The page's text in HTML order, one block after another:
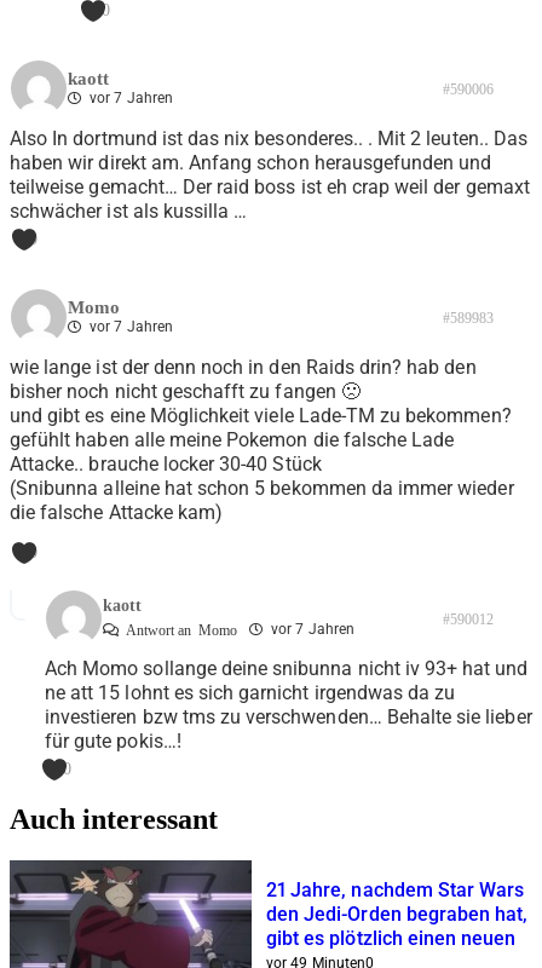
0
kaott
vor 7 Jahren #590006
Also In dortmund ist das nix besonderes.. . Mit 2 leuten.. Das
haben wir direkt am. Anfang schon herausgefunden und
teilweise gemacht… Der raid boss ist eh crap weil der gemaxt
schwächer ist als kussilla …
0
Momo
vor 7 Jahren #589983
wie lange ist der denn noch in den Raids drin? hab den
bisher noch nicht geschafft zu fangen 🙁
und gibt es eine Möglichkeit viele Lade-TM zu bekommen?
gefühlt haben alle meine Pokemon die falsche Lade
Attacke.. brauche locker 30-40 Stück
(Snibunna alleine hat schon 5 bekommen da immer wieder
die falsche Attacke kam)
0
kaott
Antwort an Momo vor 7 Jahren
#590012
Ach Momo sollange deine snibunna nicht iv 93+ hat und
ne att 15 lohnt es sich garnicht irgendwas da zu
investieren bzw tms zu verschwenden… Behalte sie lieber
für gute pokis…!
0
Auch interessant
21 Jahre, nachdem Star Wars
den Jedi-Orden begraben hat,
gibt es plötzlich einen neuen
vor 49 Minuten0